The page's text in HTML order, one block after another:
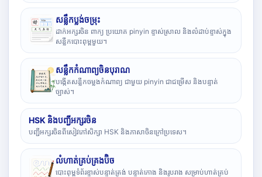
សន្លឹកប្លង់ចម្រុះ
ដាក់អក្សរចិន ពាក្យ ប្រយោគ pinyin ខ្ទាស់ស្រាល និងលំដាប់ខ្ទាស់ក្នុង
សន្លឹកបោះពុម្ពមួយ។
សន្លឹកកំណាព្យចិនបុរាណ
បង្កើតសន្លឹកចម្លងកំណាព្យ ជាមួយ pinyin ជាជម្រើស និងបន្ទាត់
ច្បាស់។
HSK និងបញ្ជីអក្សរចិន
បញ្ជីអក្សរចិនពីសៀវភៅសិក្សា HSK និងភាសាចិនក្រៅប្រទេស។
លំហាត់គ្រប់គ្រងប៊ិច
បោះពុម្ពទំព័រខ្ទាស់បន្ទាត់ត្រង់ បន្ទាត់កោង និងរូបរាង សម្រាប់ហាត់គ្រប់